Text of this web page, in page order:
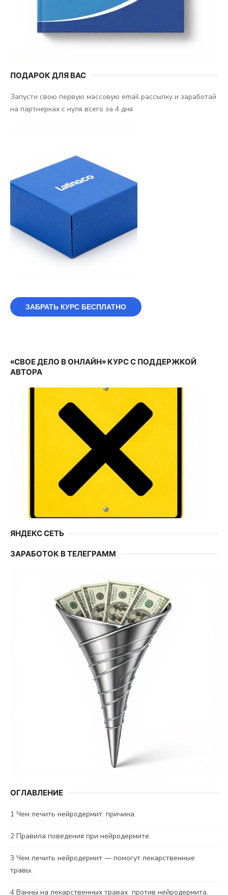
ПОДАРОК ДЛЯ ВАС
Запусти свою первую массовую email рассылку и заработай
на партнерках с нуля всего за 4 дня
ЗАБРАТЬ КУРС БЕСПЛАТНО
«СВОЕ ДЕЛО В ОНЛАЙН» КУРС С ПОДДЕРЖКОЙ
АВТОРА
ЯНДЕКС СЕТЬ
ЗАРАБОТОК В ТЕЛЕГРАММ
ОГЛАВЛЕНИЕ
1 Чем лечить нейродермит: причина.
2 Правила поведения при нейродермите.
3 Чем лечить нейродермит — помогут лекарственные
травы.
4 Ванны на лекарственных травах против нейродермита.